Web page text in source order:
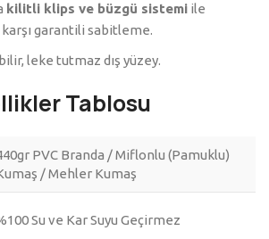
kilitli klips ve büzgü sistemi ile
karşı garantili sabitleme.
leke tutmaz dış yüzey.
Tablosu
PVC Branda / Miflonlu (Pamuklu)
/ Mehler Kumaş
Su ve Kar Suyu Geçirmez